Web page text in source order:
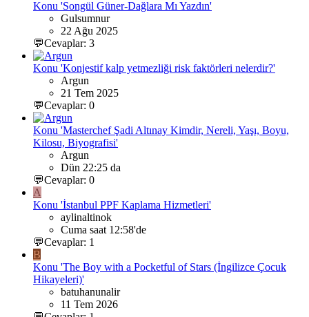
Konu 'Songül Güner-Dağlara Mı Yazdın'
Gulsumnur
22 Ağu 2025
💬Cevaplar: 3
Konu 'Konjestif kalp yetmezliği risk faktörleri nelerdir?'
Argun
21 Tem 2025
💬Cevaplar: 0
Konu 'Masterchef Şadi Altınay Kimdir, Nereli, Yaşı, Boyu,
Kilosu, Biyografisi'
Argun
Dün 22:25 da
💬Cevaplar: 0
A
Konu 'İstanbul PPF Kaplama Hizmetleri'
aylinaltinok
Cuma saat 12:58'de
💬Cevaplar: 1
B
Konu 'The Boy with a Pocketful of Stars (İngilizce Çocuk
Hikayeleri)'
batuhanunalir
11 Tem 2026